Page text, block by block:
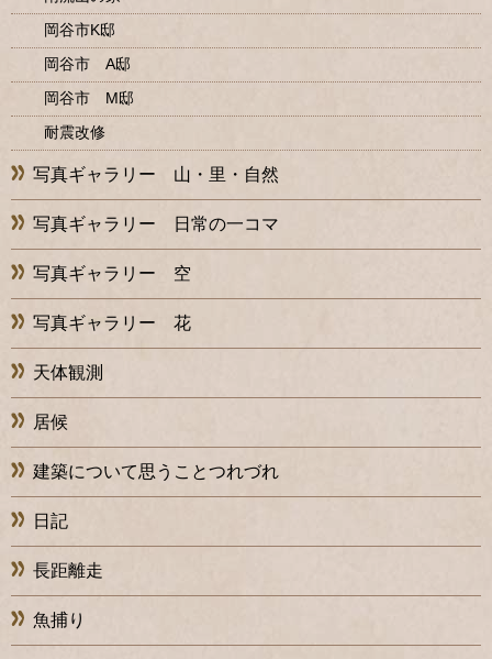
岡谷市K邸
岡谷市 A邸
岡谷市 M邸
耐震改修
写真ギャラリー 山・里・自然
写真ギャラリー 日常の一コマ
写真ギャラリー 空
写真ギャラリー 花
天体観測
居候
建築について思うことつれづれ
日記
長距離走
魚捕り